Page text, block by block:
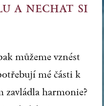
a nechat si
můžeme vznést
mé části k
zavládla harmonie?